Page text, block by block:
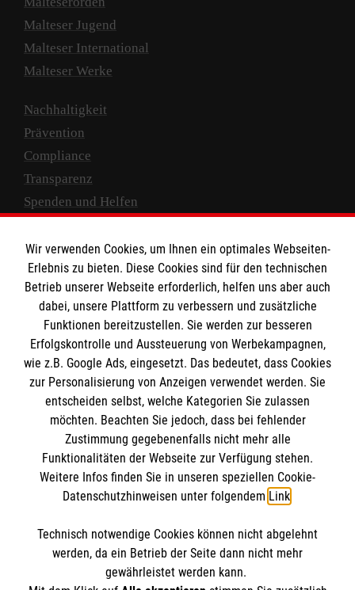
Malteser Jugend
Malteser International
Malteser Werke
Nachhaltigkeit
Prävention
Compliance
Transparenz
Spenden und Helfen
Empfänger: Malteser Hilfsdienst e.V.
IBAN: DE10 3706 0120 1201 2000 12
BIC: GENODED 1PA7
Newsletter abonnieren
Cookies verwalten|AGB|Impressum|Datenschutz
Barrierefreiheit |Kontakt| Sharepoint|Mediathek
Wir verwenden Cookies, um Ihnen ein optimales Webseiten-
Erlebnis zu bieten. Diese Cookies sind für den technischen
Betrieb unserer Webseite erforderlich, helfen uns aber auch
dabei, unsere Plattform zu verbessern und zusätzliche
Funktionen bereitzustellen. Sie werden zur besseren
Erfolgskontrolle und Aussteuerung von Werbekampagnen,
wie z.B. Google Ads, eingesetzt. Das bedeutet, dass Cookies
zur Personalisierung von Anzeigen verwendet werden. Sie
entscheiden selbst, welche Kategorien Sie zulassen
möchten. Beachten Sie jedoch, dass bei fehlender
Zustimmung gegebenenfalls nicht mehr alle
Funktionalitäten der Webseite zur Verfügung stehen.
Weitere Infos finden Sie in unseren speziellen Cookie-
Datenschutzhinweisen unter folgendem Link.
Technisch notwendige Cookies können nicht abgelehnt
werden, da ein Betrieb der Seite dann nicht mehr
gewährleistet werden kann.